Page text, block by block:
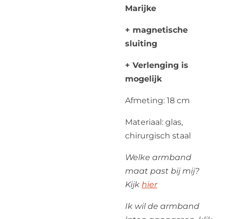
Marijke
+ magnetische
sluiting
+ Verlenging is
mogelijk
Afmeting: 18 cm
Materiaal: glas,
chirurgisch staal
Welke armband
maat past bij mij?
Kijk hier
Ik wil de armband